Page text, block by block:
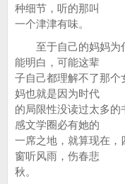
种细节，听的那叫
一个津津有味。
至于自己的妈妈为
能明白，可能这辈
子自己都理解不了那
妈也就是因为时代
的局限性没读过太多
感文学圈必有她的
一席之地，就算现在，
窗听风雨，伤春悲
秋。